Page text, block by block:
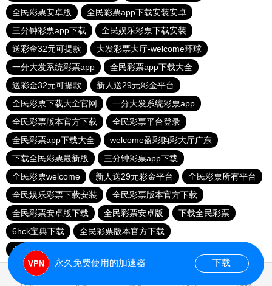
全民彩票安卓版
全民彩票app下载安装安卓
三分钟彩票app下载
全民娱乐彩票下载安装
送彩金32元可提款
大发彩票大厅-welcome环球
一分大发系统彩票app
全民彩票app下载大全
送彩金32元可提款
新人送29元彩金平台
全民彩票下载大全官网
一分大发系统彩票app
全民彩票版本官方下载
全民彩票平台登录
全民彩票app下载大全
welcome盈彩购彩大厅广东
下载全民彩票最新版
三分钟彩票app下载
全民彩票welcome
新人送29元彩金平台
全民彩票所有平台
全民娱乐彩票下载安装
全民彩票版本官方下载
全民彩票安卓版下载
全民彩票安卓版
下载全民彩票
6hck宝典下载
全民彩票版本官方下载
全民彩票app下载大全
永久免费使用的加速器 下载